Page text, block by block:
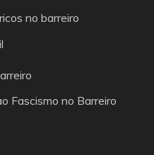
no barreiro
Fascismo no Barreiro